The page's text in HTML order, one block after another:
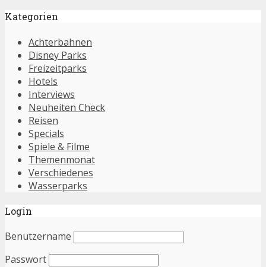
Kategorien
Achterbahnen
Disney Parks
Freizeitparks
Hotels
Interviews
Neuheiten Check
Reisen
Specials
Spiele & Filme
Themenmonat
Verschiedenes
Wasserparks
Login
Benutzername
Passwort